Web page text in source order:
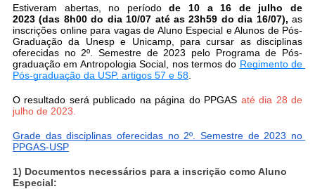
Estiveram abertas, no período de 10 a 16 de julho de
2023 (das 8h00 do dia 10/07 até as 23h59 do dia 16/07), as
inscrições online para vagas de Aluno Especial e Alunos de Pós-
Graduação da Unesp e Unicamp, para cursar as disciplinas
oferecidas no 2º. Semestre de 2023 pelo Programa de Pós-
graduação em Antropologia Social, nos termos do Regimento de
Pós-graduação da USP, artigos 57 e 58
O resultado será publicado na página do PPGAS até dia 28 de
julho de 2023.
Grade das disciplinas oferecidas no 2º. Semestre de 2023 no
PPGAS-USP
1) Documentos necessários para a inscrição como Aluno
Especial: